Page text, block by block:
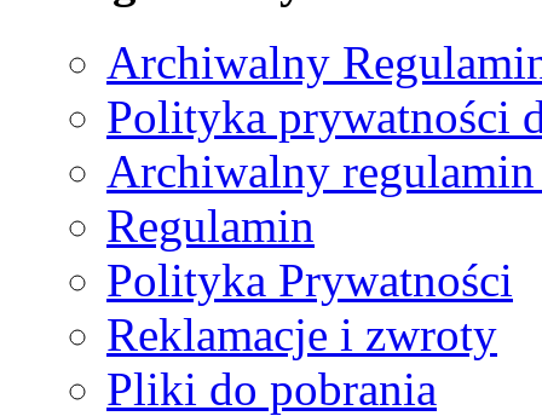
Archiwalny
Polityka prywatności
Archiwalny
Regulamin
Polityka Prywatności
Reklamacje i zwroty
Pliki do pobrania